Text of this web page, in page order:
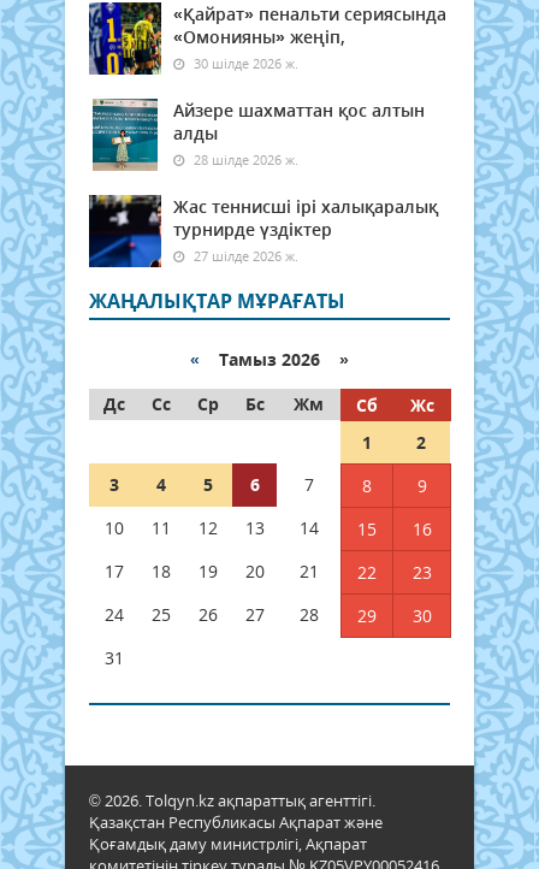
«Қайрат» пенальти сериясында
«Омонияны» жеңіп,
30 шілде 2026 ж.
Айзере шахматтан қос алтын
алды
28 шілде 2026 ж.
Жас теннисші ірі халықаралық
турнирде үздіктер
27 шілде 2026 ж.
ЖАҢАЛЫҚТАР МҰРАҒАТЫ
« Тамыз 2026 »
Дс
Сс Ср Бс Жм Сб
Жс
1
2
3
4 5 6 7 8
9
10
11 12 13 14 15
16
17
18 19 20 21 22
23
24
25 26 27 28 29
30
31
© 2026. Tolqyn.kz ақпараттық агенттігі.
Қазақстан Республикасы Ақпарат және
Қоғамдық даму министрлігі, Ақпарат